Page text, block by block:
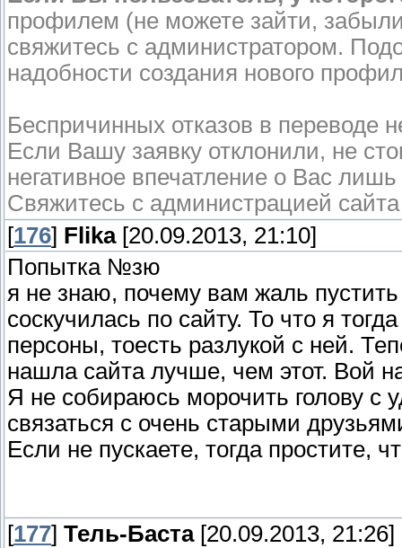
профилем (не можете зайти,
свяжитесь с администратором.
надобности создания нового
Беспричинных отказов в переводе
Если Вашу заявку отклонили, не
негативное впечатление о Вас
Свяжитесь с администрацией
[176] Flika[20.09.2013, 21:10]
Попытка №зю
я не знаю, почему вам жаль
соскучилась по сайту. То что я
персоны, тоесть разлукой с ней.
нашла сайта лучше, чем этот. Вой
Я не собираюсь морочить голову с
связаться с очень старыми
Если не пускаете, тогда простите,
[177] Тель-Баста[20.09.2013, 21:26]